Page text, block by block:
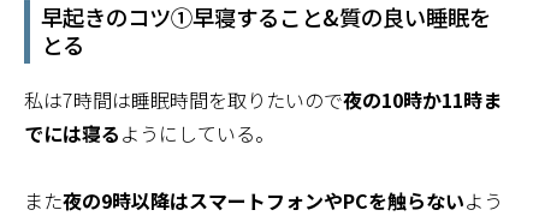
早起きのコツ①早寝すること&質の良い睡眠を
とる
私は7時間は睡眠時間を取りたいので夜の10時か11時ま
でには寝るようにしている。
また夜の9時以降はスマートフォンやPCを触らないよう